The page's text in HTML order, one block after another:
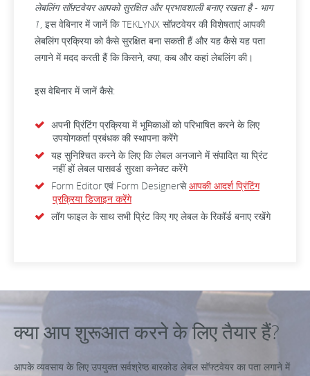
लेबलिंग सॉफ़्टवेयर आपको सुरक्षित और प्रभावशाली बनाए रखता है - भाग
1, इस वेबिनार में जानें कि TEKLYNX सॉफ़्टवेयर की विशेषताएं आपकी
लेबलिंग प्रक्रिया को कैसे सुरक्षित बना सकती हैं और यह कैसे यह पता
लगाने में मदद करती हैं कि किसने, क्या, कब और कहां लेबलिंग की।
इस वेबिनार में जानें कैसे:
अपनी प्रिंटिंग प्रक्रिया में भूमिकाओं को परिभाषित करने के लिए
उपयोगकर्ता प्रबंधक की स्थापना करेंगे
यह सुनिश्चित करने के लिए कि लेबल अनजाने में संपादित या प्रिंट
नहीं हों लेबल पासवर्ड सुरक्षा कनेक्ट करेंगे
Form Editor एवं Form Designerसेआपकी आदर्श प्रिंटिंग
प्रक्रिया डिजाइन करेंगे
लॉग फाइल के साथ सभी प्रिंट किए गए लेबल के रिकॉर्ड बनाए रखेंगे
क्या आप शुरूआत करने के लिए तैयार हैं?
आपके व्यवसाय के लिए उपयुक्त सर्वश्रेष्ठ बारकोड लेबल सॉफ्टवेयर का पता लगाने में